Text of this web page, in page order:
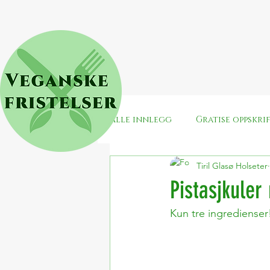
Alle innlegg Gratise
Jul Surdeig
Enkle veganske middager
Tiril Glasø Holseter
Kun tre ingredienser!